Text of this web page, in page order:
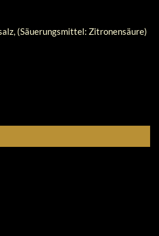
(Säuerungsmittel: Zitronensäure)